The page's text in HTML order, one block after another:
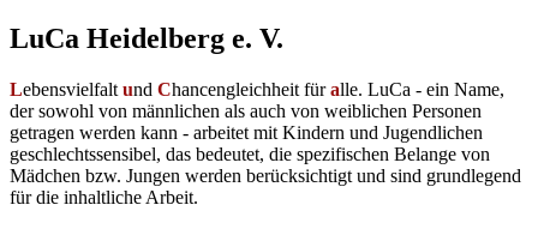
LuCa Heidelberg e. V.
Lebensvielfalt und Chancengleichheit füralle. LuCa - ein Name,
der sowohl von männlichen als auch von weiblichen Personen
getragen werden kann - arbeitet mit Kindern und Jugendlichen
geschlechtssensibel, das bedeutet, die spezifischen Belange von
Mädchen bzw. Jungen werden berücksichtigt und sind grundlegend
für die inhaltliche Arbeit.